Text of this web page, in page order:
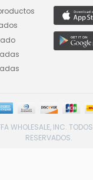
WHOLESALE, INC. TODOS
RESERVADOS.